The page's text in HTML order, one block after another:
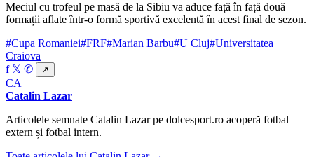
Meciul cu trofeul pe masă de la Sibiu va aduce față în față două
formații aflate într-o formă sportivă excelentă în acest final de sezon.
#Cupa Romaniei#FRF#Marian Barbu#U Cluj#Universitatea
Craiova
f 𝕏 ✆ ↗
CA
Catalin Lazar
Articolele semnate Catalin Lazar pe dolcesport.ro acoperă fotbal
extern și fotbal intern.